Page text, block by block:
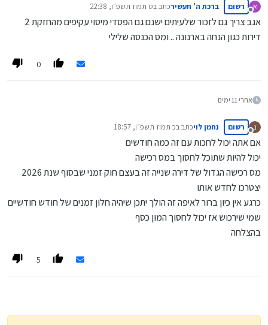
מנותק
רשום ברכת ה' תעשירכתב בט תמוז תשפ״ו, 22:38
נערך לאחרונה על ידי
אגב צריך גם לזכור שלעיתים ישנם גם הפסדי מיסוי עקיפים מהחזקת 2
דירות כגון הנחה בארנונה .. ומס הכנסה שלילי
0
אחרי 11 ימים
נ
מנותק
רשום נחמן לויכתב בכ תמוז תשפ״ו, 18:57
נערך לאחרונה על ידי
אם אתה יכול לחכות עם זה כמה חודשים
יכול להיות שתוכל לחסוך במס רכישה
מס רכישה הגדול של דירה שנייה זה בעצם חוק זמני שבסוף שנת 2026
יצטרכו לחדש אותו
כרגע אין כיון ברור לאיפה זה הולך יתכן שיהיה חלון זמנים של חודש חודשיים
שמי שירכוש אז יכול לחסוך המון כסף
בהצלחה
5